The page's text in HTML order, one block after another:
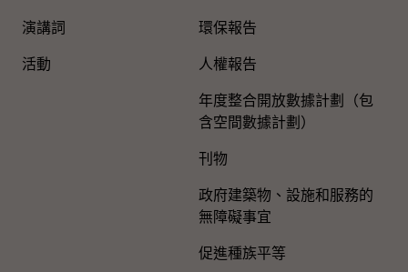
演講詞
活動
環保報告
人權報告
年度整合開放數據計劃（包
含空間數據計劃）
刊物
政府建築物、設施和服務的
無障礙事宜
促進種族平等